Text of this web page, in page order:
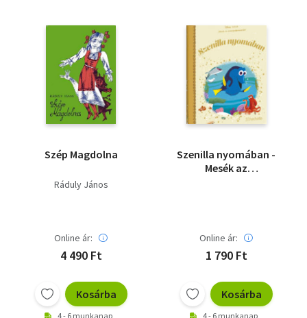
Szép Magdolna
Ráduly János
Online ár:
4 490 Ft
Kosárba
4 - 6 munkanap
Szenilla nyomában -
Mesék az
Online ár:
1 790 Ft
Kosárba
4 - 6 munkanap